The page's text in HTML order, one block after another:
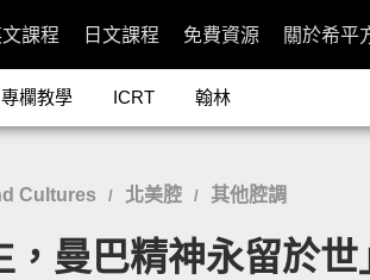
課程 日文課程 免費資源 關於希平
專欄教學 ICRT 翰林
Cultures / 北美腔 / 其他腔調
曼巴精神永留於